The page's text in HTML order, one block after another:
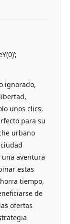
ignorado,
unos clics,
para su
urbano
aventura
estas
tiempo,
de
ofertas